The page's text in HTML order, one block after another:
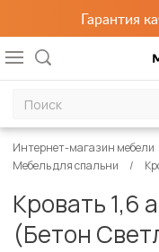
Гарантия
Интернет-магазин мебели
Мебель для спальни
Кровать 1,6
(Бетон